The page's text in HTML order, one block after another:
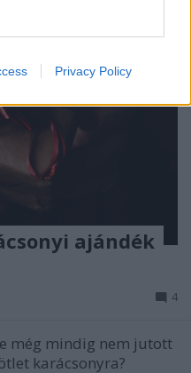
Privacy Policy
ajándék
4
még mindig nem jutott
karácsonyra?